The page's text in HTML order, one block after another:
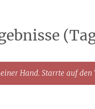
Hand. Starrte auf